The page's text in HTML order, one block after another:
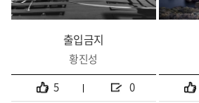
출입금지
황진성
5
0